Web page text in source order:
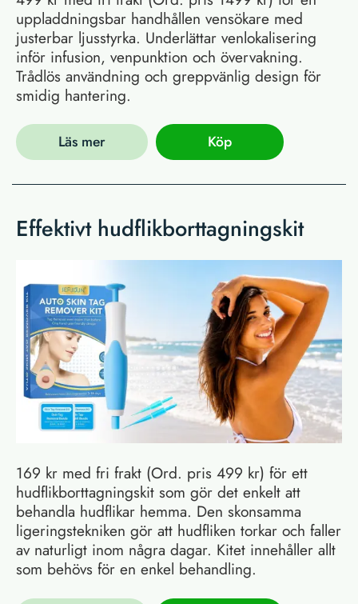
uppladdningsbar handhållen vensökare med
justerbar ljusstyrka. Underlättar venlokalisering
inför infusion, venpunktion och övervakning.
Trådlös användning och greppvänlig design för
smidig hantering.
Läs mer Köp
Effektivt hudflikborttagningskit
169 kr med fri frakt (Ord. pris 499 kr) för ett
hudflikborttagningskit som gör det enkelt att
behandla hudflikar hemma. Den skonsamma
ligeringstekniken gör att hudfliken torkar och faller
av naturligt inom några dagar. Kitet innehåller allt
som behövs för en enkel behandling.